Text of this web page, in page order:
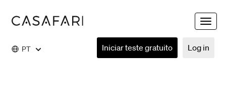
Toggle
PT Log in
Iniciar teste gratuito